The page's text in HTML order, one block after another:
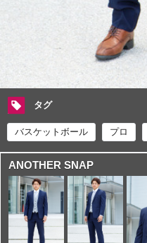
タグ
バスケットボール プロ
ANOTHER SNAP